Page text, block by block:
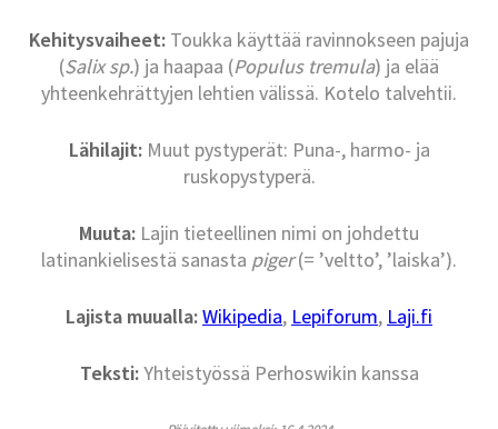
Kehitysvaiheet: Toukka käyttää ravinnokseen pajuja
(Salix sp.) ja haapaa (Populus tremula) ja elää
yhteenkehrättyjen lehtien välissä. Kotelo talvehtii.
Lähilajit:Muut pystyperät: Puna-, harmo- ja
ruskopystyperä.
Muuta: Lajin tieteellinen nimi on johdettu
latinankielisestä sanasta piger(= ’veltto’, ’laiska’).
Lajista muualla:Wikipedia, Lepiforum, Laji.fi
Teksti:Yhteistyössä Perhoswikin kanssa